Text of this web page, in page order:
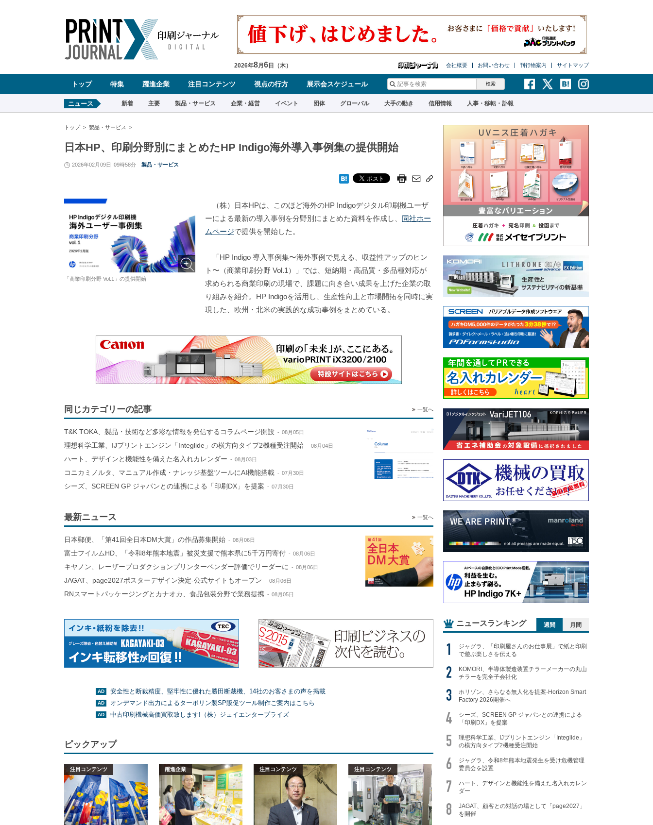
ア
ゲ
ン
2026年8月 6 日（木） 会社概要 お問い合わせ 刊行物案内 サイトマップ
トップ 特集 躍進企業 注目コンテンツ 視点の行方 展示会スケジュール
ニュース 新着 主要 製品・サービス 企業・経営 イベント 団体 グローバル 大手の動き 信用情報 人事・移転・訃報
トップ 製品・サービス
日本HP、印刷分野別にまとめたHP Indigo海外導入事例集の提供開始
2026年02月09日 09時58分 製品・サービス
「商業印刷分野 Vol.1」の提供開始
（株）日本HPは、このほど海外のHP Indigoデジタル印刷機ユーザ
ーによる最新の導入事例を分野別にまとめた資料を作成し、 同社ホー
ムページで提供を開始した。
「HP Indigo 導入事例集〜海外事例で見える、収益性アップのヒン
ト〜（商業印刷分野 Vol.1）」では、短納期・高品質・多品種対応が
求められる商業印刷の現場で、課題に向き合い成果を上げた企業の取
り組みを紹介。HP Indigoを活用し、生産性向上と市場開拓を同時に実
現した、欧州・北米の実践的な成功事例をまとめている。
同じカテゴリーの記事 一覧へ
T&K TOKA、製品・技術など多彩な情報を発信するコラムページ開設 08月05日
理想科学工業、IJプリントエンジン「Integlide」の横方向タイプ2機種受注開始 08月04日
ハート、デザインと機能性を備えた名入れカレンダー 08月03日
コニカミノルタ、マニュアル作成・ナレッジ基盤ツールにAI機能搭載 07月30日
シーズ、SCREEN GP ジャパンとの連携による「印刷DX」を提案 07月30日
最新ニュース 一覧へ
日本郵便、「第41回全日本DM大賞」の作品募集開始 08月06日
富士フイルムHD、「令和8年熊本地震」被災支援で熊本県に5千万円寄付 08月06日
キヤノン、レーザープロダクションプリンターベンダー評価でリーダーに 08月06日
JAGAT、page2027ポスターデザイン決定-公式サイトもオープン 08月06日
RNスマートパッケージングとカナオカ、食品包装分野で業務提携 08月05日
安全性と断裁精度、堅牢性に優れた勝田断裁機、14社のお客さまの声を掲載
オンデマンド出力によるターポリン製SP販促ツール制作ご案内はこちら
中古印刷機械高価買取致します!（株）ジェイエンタープライズ
ピックアップ
注目コンテンツ 躍進企業 注目コンテンツ 注目コンテンツ
ニュースランキング 週間 月間
ジャグラ、「印刷屋さんのお仕事展」で紙と印刷
で遊ぶ楽しさを伝える
KOMORI、半導体製造装置チラーメーカーの丸山
チラーを完全子会社化
ホリゾン、さらなる無人化を提案-Horizon Smart
Factory 2026開催へ
シーズ、SCREEN GP ジャパンとの連携による
「印刷DX」を提案
理想科学工業、IJプリントエンジン「Integlide」
の横方向タイプ2機種受注開始
ジャグラ、令和8年熊本地震発生を受け危機管理
委員会を設置
ハート、デザインと機能性を備えた名入れカレン
ダー
JAGAT、顧客との対話の場として「page2027」
を開催